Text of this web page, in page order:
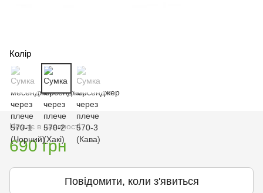
Колір
Немає в наявності
690 грн
Повідомити, коли з'явиться